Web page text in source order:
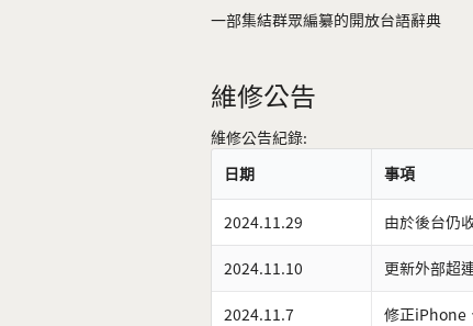
一部集結群眾編纂的開放台語辭典
維修公告
維修公告紀錄:
日期
事項
2024.11.29 由於後台仍
2024.11.10 更新外部超
2024.11.7 修正iPhone